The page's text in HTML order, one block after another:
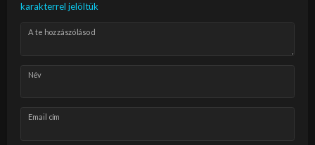
karakterrel jelöltük
A te hozzászólásod
Név
Email cím